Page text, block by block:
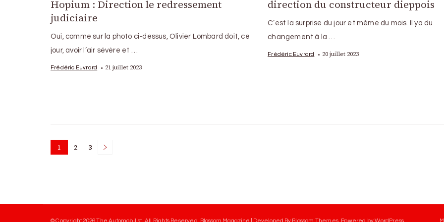
Hopium : Direction le redressement
judiciaire
Oui, comme sur la photo ci-dessus, Olivier Lombard doit, ce
jour, avoir l’air sévère et …
Frédéric Euvrard 21 juillet 2023
direction du constructeur dieppois
C’est la surprise du jour et même du mois. Il ya du
changement à la …
Frédéric Euvrard 20 juillet 2023
Posts
Page
1 Page
2 Page
3
© Copyright 2026The Automobilist. All Rights Reserved. Blossom Magazine | Developed By Blossom Themes Powered byWordPress